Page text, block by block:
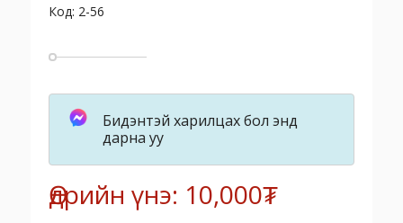
Код: 2-56
Бидэнтэй харилцах бол энд
дарна уу
Өдрийн үнэ: 10,000₮